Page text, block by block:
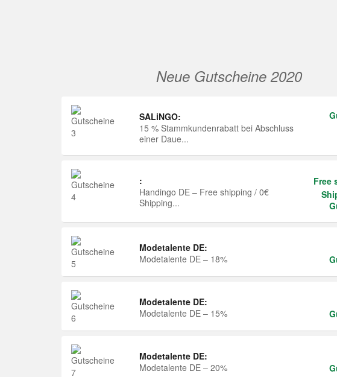
Neue Gutscheine 2020
SALiNGO:
15 % Stammkundenrabatt bei Abschluss
einer Daue...
:
Handingo DE – Free shipping / 0€
Shipping...
Free
Modetalente DE:
Modetalente DE – 18%
Modetalente DE:
Modetalente DE – 15%
Modetalente DE:
Modetalente DE – 20%